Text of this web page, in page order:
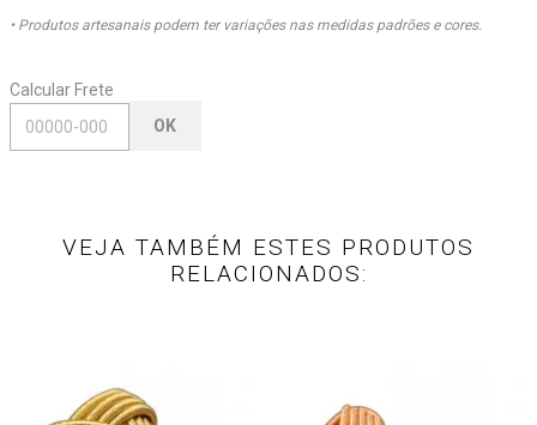
• Produtos artesanais podem ter variações nas medidas padrões e cores.
Calcular Frete
OK
VEJA TAMBÉM ESTES PRODUTOS
RELACIONADOS: